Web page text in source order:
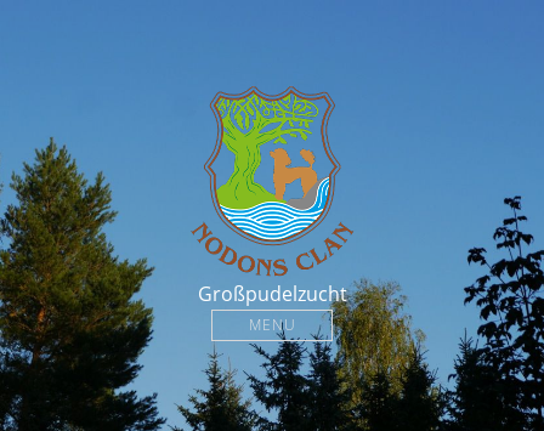
Großpudelzucht
MENU